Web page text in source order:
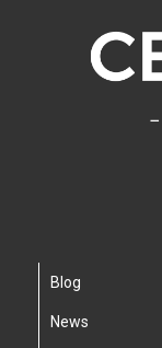
Blog
News